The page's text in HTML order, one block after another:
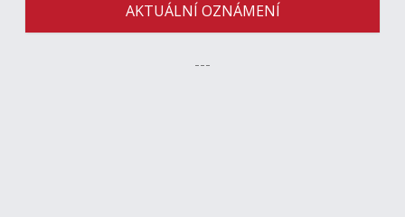
AKTUÁLNÍ OZNÁMENÍ
---